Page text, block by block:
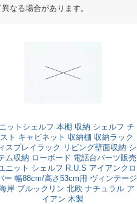
なる場合があります。
ットシェルフ 本棚 収納 シェルフ チ
ト キャビネット 収納棚 収納ラック
スプレイラック リビング壁面収納 シ
ム収納 ローボード 電話台パーツ販売
ニット シェルフ R.U.S アイアンクロ
ー 幅88cm/高さ53cm用 ヴィンテージ
岸 ブルックリン 北欧 ナチュラル ア
イアン 木製